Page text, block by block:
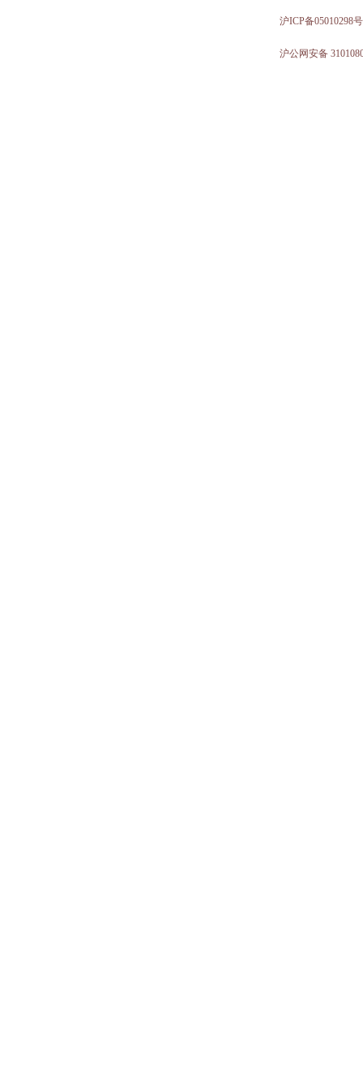
沪ICP备05010298号
沪公网安备